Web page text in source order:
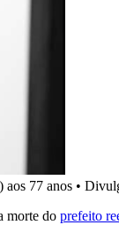
aos 77 anos •
morte do prefeito